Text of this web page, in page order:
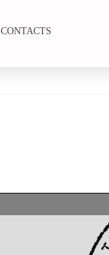
CONTACTS